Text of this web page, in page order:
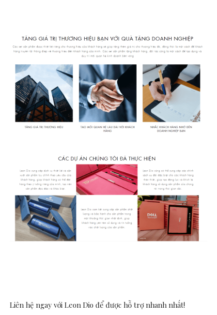
Liên hệ ngay với Leon Dio để được hỗ trợ nhanh nhất!